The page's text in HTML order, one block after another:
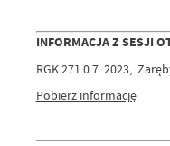
INFORMACJA Z SESJI
RGK.271.0.7. 2023,
Pobierz informację